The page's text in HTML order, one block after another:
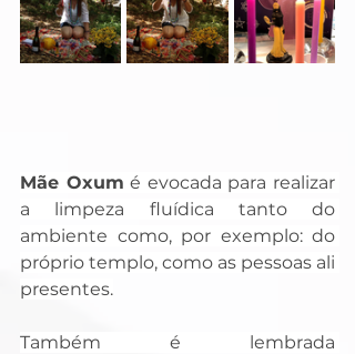
Mãe Oxum é evocada para realizar
a limpeza fluídica tanto do
ambiente como, por exemplo: do
próprio templo, como as pessoas ali
presentes.
Também é lembrada